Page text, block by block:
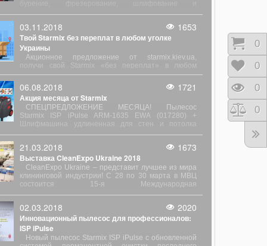
03.11.2018 1653
Твой Starmix без переплат в любом уголке
Украины
Акционное предложение от starmix.kiev.ua,
получи свой Starmix «без переплат» в любом
уголке Украины без оплаты за доставку.
06.08.2018 1721
Акция месяца от Starmix
СПЕЦПРЕДЛОЖЕНИЕ МЕСЯЦА! Пылесос
Starmix ISP iPulse ARM-1635 ЕWА (017280) +
Шлифмашина удлиненная для стен и потолка
21.03.2018 1673
Выставка CleanExpo Ukraine 2018
CleanExpo Ukraine – представит лучшее из мира
клининговой индустрии! С 28 по 30 марта в МВЦ
состоится 15-я Международная
химчисток и прачечных, профессиональной и
бытовой химии – CleanExpo Ukraine 2018.
02.03.2018 2020
Инновационный пылесос для профессионалов:
ISP iPulse
Новый пылесос Starmix ISP iPulse с обновленной
0
0
0
0